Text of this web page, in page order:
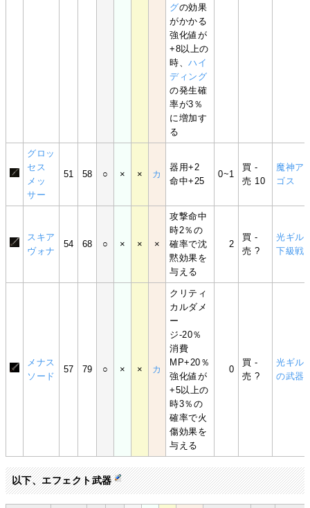
グの効果
がかかる
強化値が
+8以上の
時、ハイ
ディング
の発生確
率が3％
に増加す
る
グロッ
セス
メッ
サー
51 58 ○ × × カ
器用+2
命中+25
0~1
買 -
売 10
魔神ア
ゴス
スキア
ヴォナ
54 68 ○ × × ×
攻撃命中
時2％の
確率で沈
黙効果を
与える
2
買 -
売 ?
光ギル
下級戦
メナス
ソード
57 79 ○ × × カ
クリティ
カルダメ
ー
ジ-20％
消費
MP+20％
強化値が
+5以上の
時3％の
確率で火
傷効果を
与える
0
買 -
売 ?
光ギル
の武器
以下、エフェクト武器